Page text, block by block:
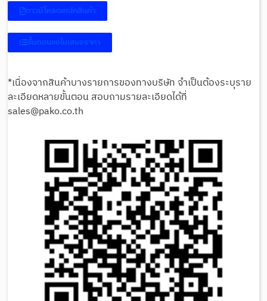
ดาวน์โหลดสเปคสินค้า
ขั้นตอนขอใบเสนอราคา
*เนื่องจากสินค้าบางรายการของทางบริษัท จำเป็นต้องระบุราย
ละเอียดหลายขั้นตอน สอบถามรายละเอียดได้ที่
sales@pako.co.th